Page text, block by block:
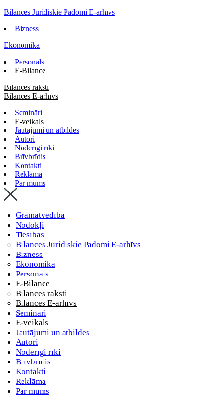
Bilances Juridiskie Padomi E-arhīvs
Bizness
Ekonomika
Personāls
E-Bilance
Bilances raksti
Bilances E-arhīvs
Semināri
E-veikals
Jautājumi un atbildes
Autori
Noderīgi rīki
Brīvbrīdis
Kontakti
Reklāma
Par mums
Grāmatvedība
Nodokļi
Tiesības
Bilances Juridiskie Padomi E-arhīvs
Bizness
Ekonomika
Personāls
E-Bilance
Bilances raksti
Bilances E-arhīvs
Semināri
E-veikals
Jautājumi un atbildes
Autori
Noderīgi rīki
Brīvbrīdis
Kontakti
Reklāma
Par mums